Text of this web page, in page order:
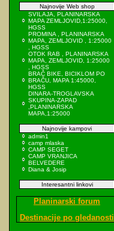
Najnovije Web shop
SVILAJA, PLANINARSKA
MAPA ZEMLJOVID,1:25000,
HGSS
PROMINA , PLANINARSKA
MAPA, ZEMLJOVID , 1:25000
, HGSS
OTOK RAB , PLANINARSKA
MAPA, ZEMLJOVID, 1:25000
, HGSS
BRAČ BIKE, BICIKLOM PO
BRAČU, MAPA 1:45000,
HGSS
DINARA-TROGLAVSKA
SKUPINA-ZAPAD
,PLANINARSKA
MAPA,1:25000
Najnovije kampovi
admin1
camp mlaska
CAMP SEGET
CAMP VRANJICA
BELVEDERE
Diana & Josip
Interesantni linkovi
Planinarski forum
Destinacije po gledanosti